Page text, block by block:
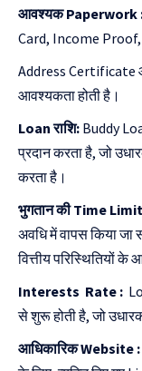
आवश्यक Paperwork
Card, Income Proof,
Address Certificate
आवश्यकता होती है।
Loan राशि: Buddy
प्रदान करता है, जो
करता है।
भुगतान की Time
अवधि में वापस किया
वित्तीय परिस्थितियों
Interests Rate :
से शुरू होती है, जो
आधिकारिक Website :